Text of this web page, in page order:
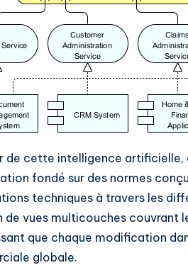
de cette intelligence artificielle,
fondé sur des normes
techniques à travers les
de vues multicouches couvrant
que chaque modification
globale.